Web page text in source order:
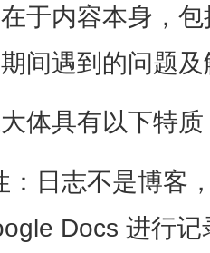
于内容本身，
间遇到的问题
体具有以下特质
：日志不是博客
Docs 进行记